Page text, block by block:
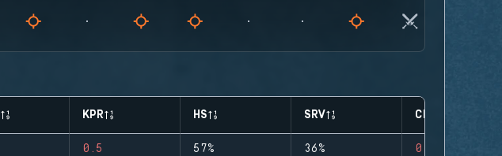
KPR HS SRV CLUTCHES
0.5 57% 36% 0